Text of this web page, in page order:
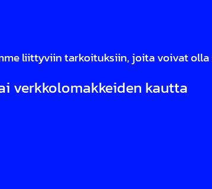
liittyviin tarkoituksiin, joita voivat olla
verkkolomakkeiden kautta